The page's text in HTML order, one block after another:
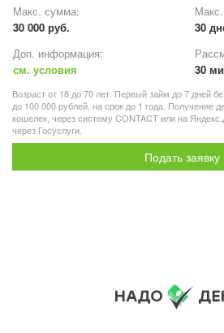
Макс. сумма:
30 000 руб.
30
Доп. информация:
см. условия
30
Возраст от 18 до 70 лет. Первый займ до 7 дней
до 100 000 рублей, на срок до 1 года. Получение
кошелек, через систему CONTACT или на
через Госуслуги.
Подать заявку